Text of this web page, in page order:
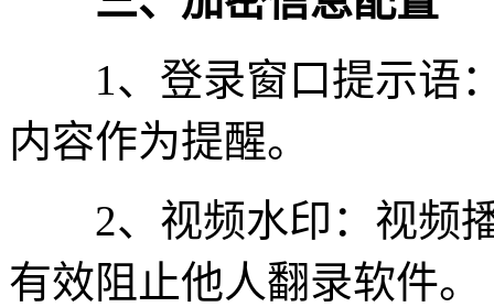
1、登录窗口提示语：
内容作为提醒。
2、视频水印：视频播
有效阻止他人翻录软件。